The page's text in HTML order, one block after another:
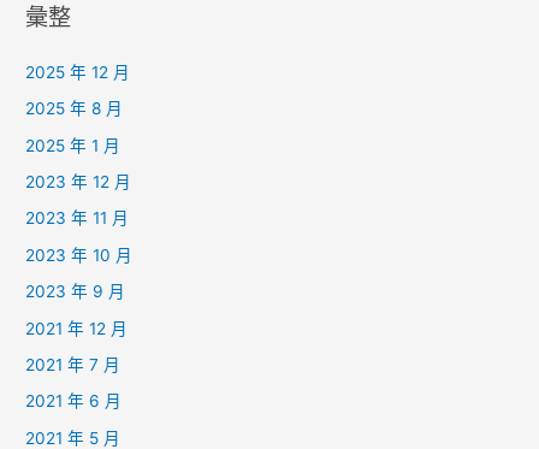
彙整
2025 年 12 月
2025 年 8 月
2025 年 1 月
2023 年 12 月
2023 年 11 月
2023 年 10 月
2023 年 9 月
2021 年 12 月
2021 年 7 月
2021 年 6 月
2021 年 5 月